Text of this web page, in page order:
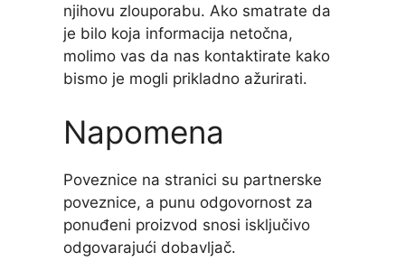
njihovu zlouporabu. Ako smatrate da
je bilo koja informacija netočna,
molimo vas da nas kontaktirate kako
bismo je mogli prikladno ažurirati.
Napomena
Poveznice na stranici su partnerske
poveznice, a punu odgovornost za
ponuđeni proizvod snosi isključivo
odgovarajući dobavljač.